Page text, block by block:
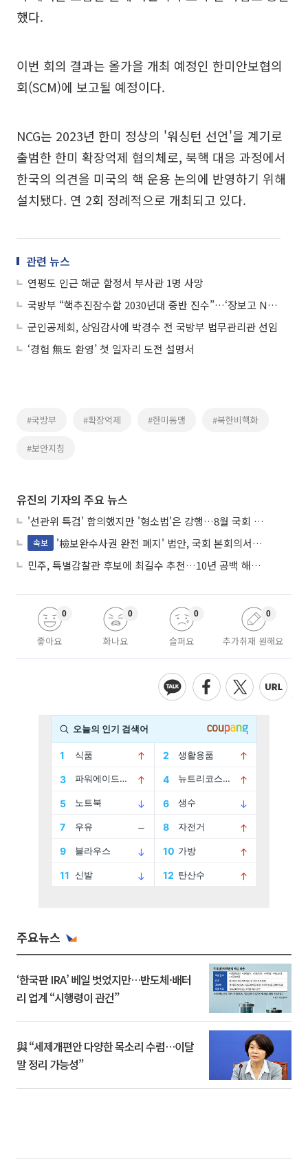
했다.
이번 회의 결과는 올가을 개최 예정인 한미안보협의
회(SCM)에 보고될 예정이다.
NCG는 2023년 한미 정상의 '워싱턴 선언'을 계기로
출범한 한미 확장억제 협의체로, 북핵 대응 과정에서
한국의 의견을 미국의 핵 운용 논의에 반영하기 위해
설치됐다. 연 2회 정례적으로 개최되고 있다.
관련 뉴스
연평도 인근 해군 함정서 부사관 1명 사망
국방부 “핵추진잠수함 2030년대 중반 진수”…‘장보고 N사업’ 공식화
군인공제회, 상임감사에 박경수 전 국방부 법무관리관 선임
‘경험 無도 환영’ 첫 일자리 도전 설명서
#국방부 #확장억제 #한미동맹 #북한비핵화
#보안지침
유진의 기자의 주요 뉴스
'선관위 특검' 합의했지만 '형소법'은 강행…8월 국회 '입법 2차전' 예고
속보
'檢보완수사권 완전 폐지' 법안, 국회 본회의서 민주당 주도 통과
민주, 특별감찰관 후보에 최길수 추천…10년 공백 해소 속도
좋아요
0
화나요
0
슬퍼요
0
추가취재 원해요
0
주요뉴스
‘한국판 IRA’ 베일 벗었지만…반도체·배터
리 업계 “시행령이 관건”
與 “세제개편안 다양한 목소리 수렴…이달
말 정리 가능성”